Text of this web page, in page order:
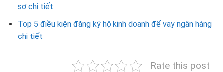
sơ chi tiết
Top 5 điều kiện đăng ký hộ kinh doanh để vay ngân hàng
chi tiết
Rate this post